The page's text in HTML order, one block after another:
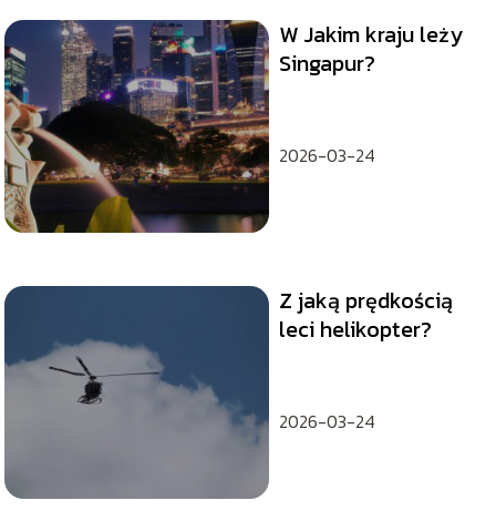
W Jakim kraju leży
Singapur?
2026-03-24
Z jaką prędkością
leci helikopter?
2026-03-24